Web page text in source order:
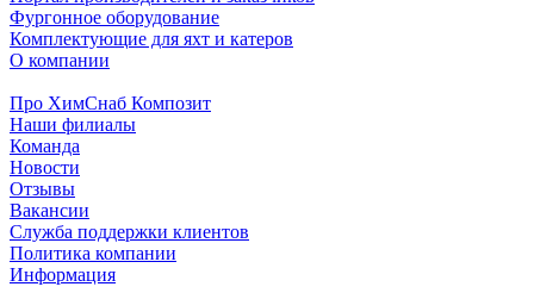
Фургонное оборудование
Комплектующие для яхт и катеров
О компании
Про ХимСнаб Композит
Наши филиалы
Команда
Новости
Отзывы
Вакансии
Служба поддержки клиентов
Политика компании
Информация